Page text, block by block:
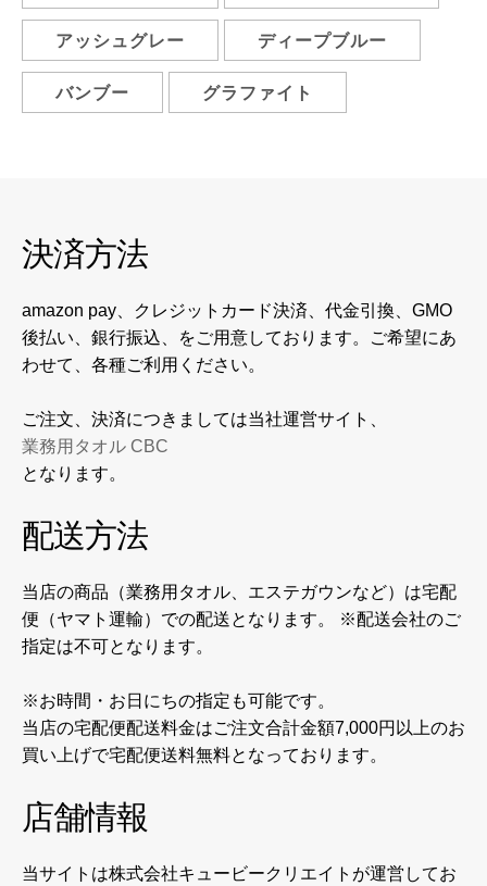
アッシュグレー ディープブルー
バンブー グラファイト
決済方法
amazon pay、クレジットカード決済、代金引換、GMO
後払い、銀行振込、をご用意しております。ご希望にあ
わせて、各種ご利用ください。
ご注文、決済につきましては当社運営サイト、
業務用タオル CBC
となります。
配送方法
当店の商品（業務用タオル、エステガウンなど）は宅配
便（ヤマト運輸）での配送となります。 ※配送会社のご
指定は不可となります。
※お時間・お日にちの指定も可能です。
当店の宅配便配送料金はご注文合計金額7,000円以上のお
買い上げで宅配便送料無料となっております。
店舗情報
当サイトは株式会社キュービークリエイトが運営してお